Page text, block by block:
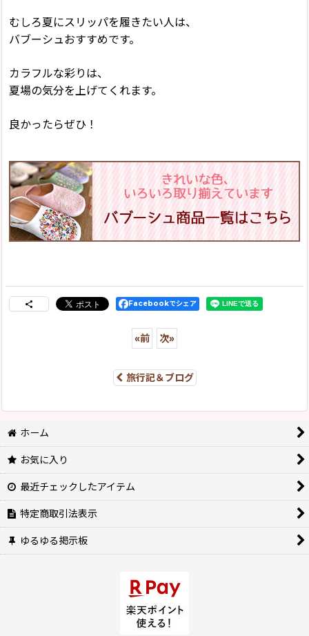
むしろ夏にスリッパを履きたい人は、
バブーシュおすすめです。
カラフルな彩りは、
夏場の気分を上げてくれます。
良かったらぜひ！
Facebookでシェア
«前 次»
旅行記＆ブログ
ホーム
お気に入り
最近チェックしたアイテム
特定商取引法表示
ゆるゆる掲示板